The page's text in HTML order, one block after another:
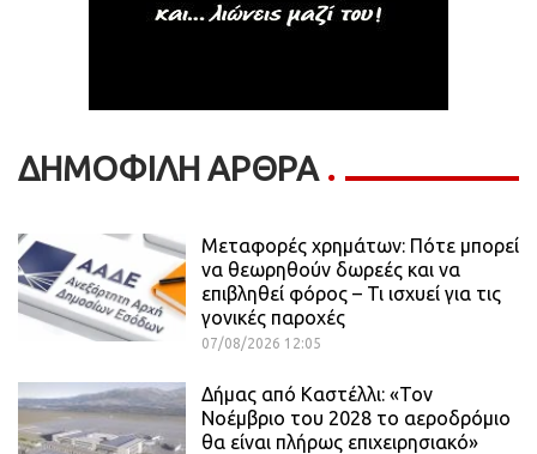
ΔΗΜΟΦΙΛΗ ΑΡΘΡΑ
Μεταφορές χρημάτων: Πότε μπορεί
να θεωρηθούν δωρεές και να
επιβληθεί φόρος – Τι ισχυεί για τις
γονικές παροχές
07/08/2026 12:05
Δήμας από Καστέλλι: «Τον
Νοέμβριο του 2028 το αεροδρόμιο
θα είναι πλήρως επιχειρησιακό»